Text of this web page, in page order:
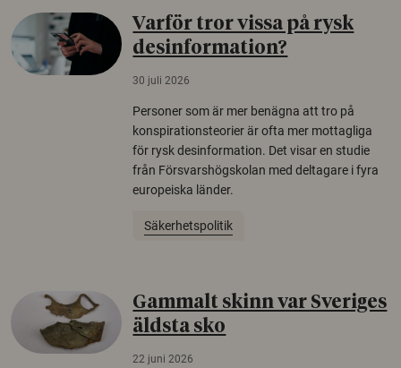
Varför tror vissa på rysk
desinformation?
30 juli 2026
Personer som är mer benägna att tro på
konspirationsteorier är ofta mer mottagliga
för rysk desinformation. Det visar en studie
från Försvarshögskolan med deltagare i fyra
europeiska länder.
Säkerhetspolitik
Gammalt skinn var Sveriges
äldsta sko
22 juni 2026